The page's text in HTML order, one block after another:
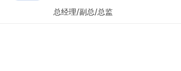
总经理/副总/总监